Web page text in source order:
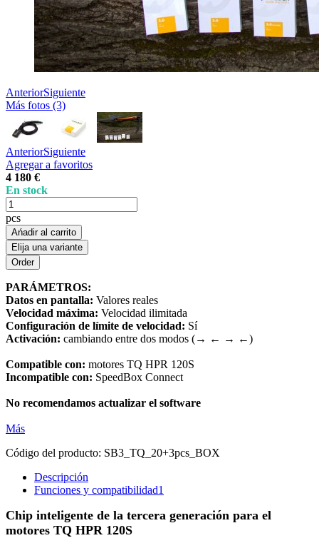
AnteriorSiguiente
Más fotos (3)
AnteriorSiguiente
Agregar a favoritos
4 180 €
En stock
pcs
Ańadir al carrito
Elija una variante
PARÁMETROS:
Datos en pantalla: Valores reales
Velocidad máxima: Velocidad ilimitada
Configuración de límite de velocidad: Sí
Activación: cambiando entre dos modos (→ ← → ←)
Compatible con: motores TQ HPR 120S
Incompatible con: SpeedBox Connect
No recomendamos actualizar el software
Más
Código del producto: SB3_TQ_20+3pcs_BOX
Descripción
Funciones y compatibilidad1
Chip inteligente de la tercera generación para el
motores TQ HPR 120S